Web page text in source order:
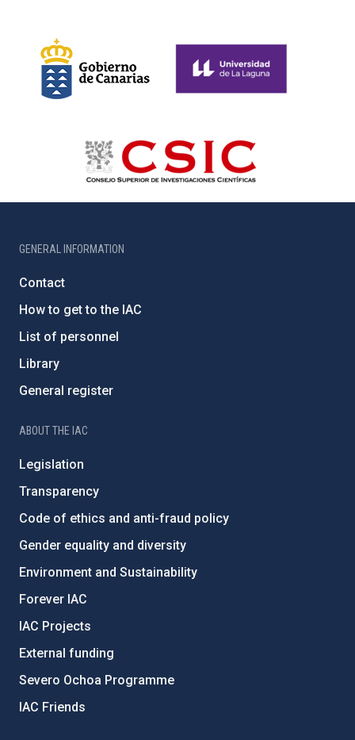
GENERAL INFORMATION
Contact
How to get to the IAC
List of personnel
Library
General register
ABOUT THE IAC
Legislation
Transparency
Code of ethics and anti-fraud policy
Gender equality and diversity
Environment and Sustainability
Forever IAC
IAC Projects
External funding
Severo Ochoa Programme
IAC Friends